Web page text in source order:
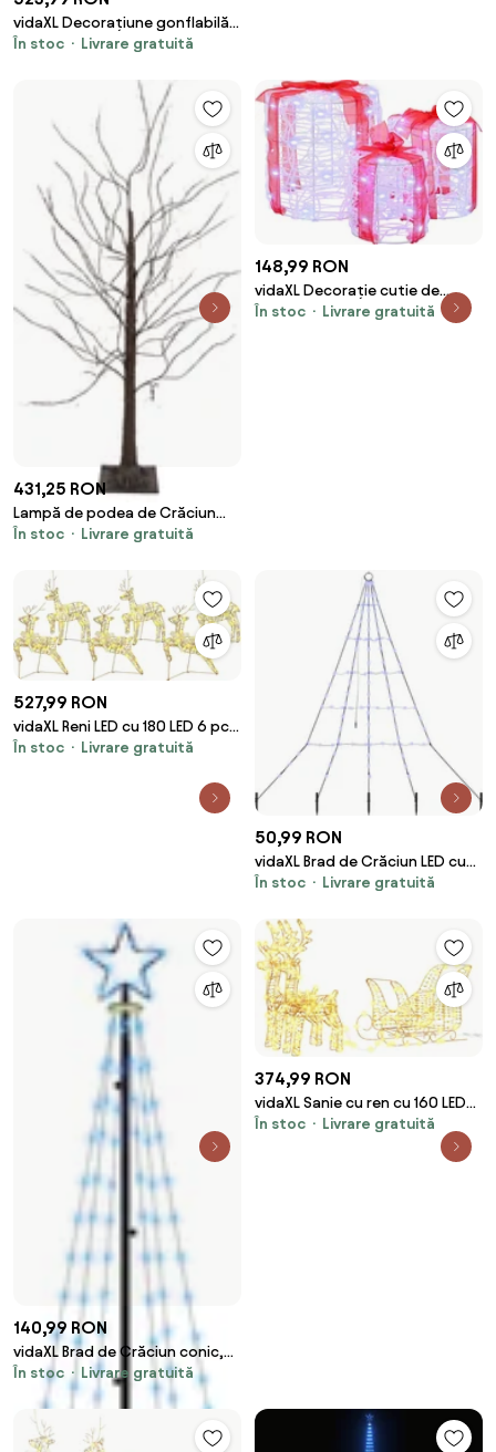
vidaXL Decorațiune gonflabilă
cu Moș Crăciun și reni, LED-uri,
În stoc Livrare gratuită
431,25 RON
Lampă de podea de Crăciun
maro în formă de copac 120
În stoc Livrare gratuită
148,99 RON
vidaXL Decorație cutie de
cadou 3 pcs Alb rece 20 x 20 x
În stoc Livrare gratuită
527,99 RON
vidaXL Reni LED cu 180 LED 6 pcs
Auriu PET
În stoc Livrare gratuită
50,99 RON
vidaXL Brad de Crăciun LED cu
țevi de prindere în pământ 182
În stoc Livrare gratuită
140,99 RON
vidaXL Brad de Crăciun conic,
108 LED-uri, albastru, 70x180 cm
În stoc Livrare gratuită
374,99 RON
vidaXL Sanie cu ren cu 160 LED
Alb cald 30 x 12 x 55 cm PET
În stoc Livrare gratuită